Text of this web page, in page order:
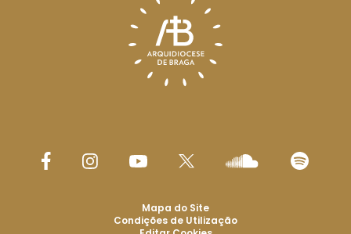
Mapa do Site
Condições de Utilização